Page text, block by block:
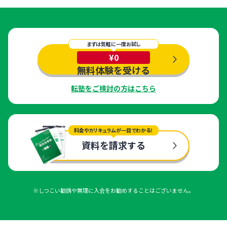
まずは気軽に一度お試し
¥0
無料体験を受ける
転塾をご検討の方はこちら
料金やカリキュラムが一目でわかる！
資料を請求する
※しつこい勧誘や無理に入会をお勧めすることはございません。